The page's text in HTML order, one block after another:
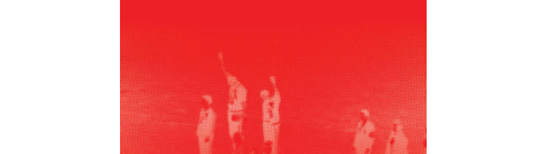
MIGRAZIONI
PRECARIATO